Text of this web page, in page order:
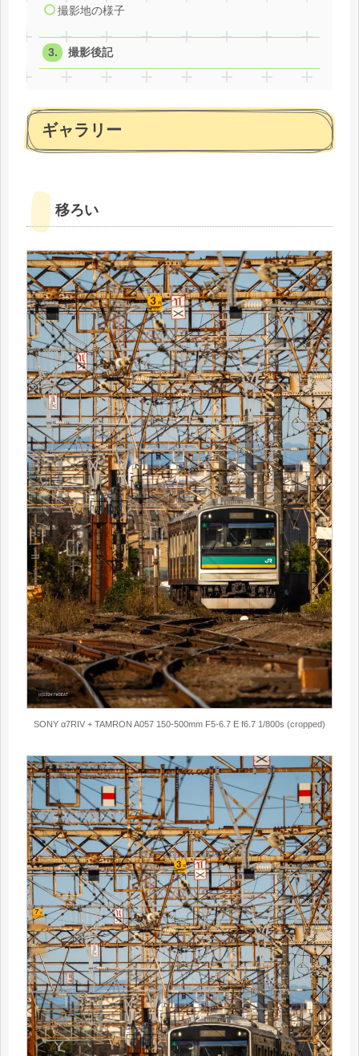
撮影地の様子
撮影後記
ギャラリー
移ろい
SONY α7RIV + TAMRON A057 150-500mm F5-6.7 E f6.7 1/800s (cropped)